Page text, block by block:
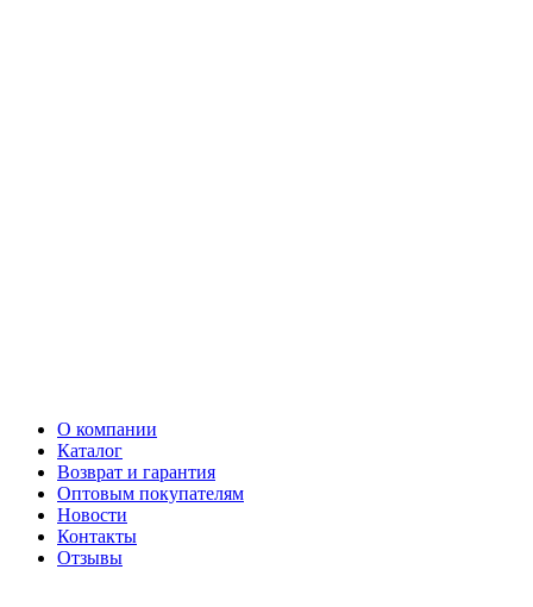
О компании
Каталог
Возврат и гарантия
Оптовым покупателям
Новости
Контакты
Отзывы